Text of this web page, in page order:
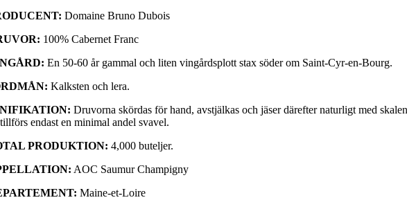
Domaine Bruno Dubois
100% Cabernet Franc
En 50-60 år gammal och liten vingårdsplott stax söder om Saint-Cyr-en-Bourg.
Kalksten och lera.
Druvorna skördas för hand, avstjälkas och jäser därefter naturligt med
endast en minimal andel svavel.
PRODUKTION:4,000 buteljer.
AOC Saumur Champigny
Maine-et-Loire